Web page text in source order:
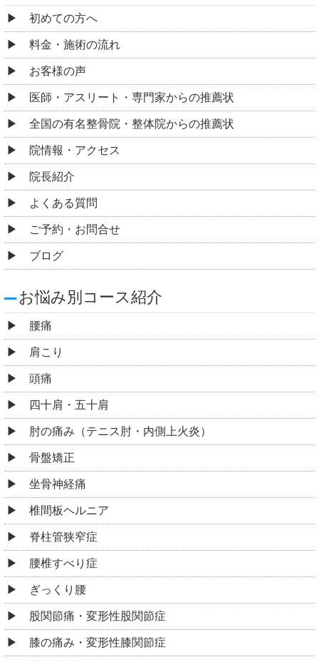
初めての方へ
料金・施術の流れ
お客様の声
医師・アスリート・専門家からの推薦状
全国の有名整骨院・整体院からの推薦状
院情報・アクセス
院長紹介
よくある質問
ご予約・お問合せ
ブログ
お悩み別コース紹介
腰痛
肩こり
頭痛
四十肩・五十肩
肘の痛み（テニス肘・内側上火炎）
骨盤矯正
坐骨神経痛
椎間板ヘルニア
脊柱管狭窄症
腰椎すべり症
ぎっくり腰
股関節痛・変形性股関節症
膝の痛み・変形性膝関節症